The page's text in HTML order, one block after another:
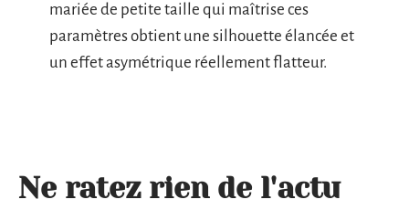
mariée de petite taille qui maîtrise ces
paramètres obtient une silhouette élancée et
un effet asymétrique réellement flatteur.
Ne ratez rien de l'actu